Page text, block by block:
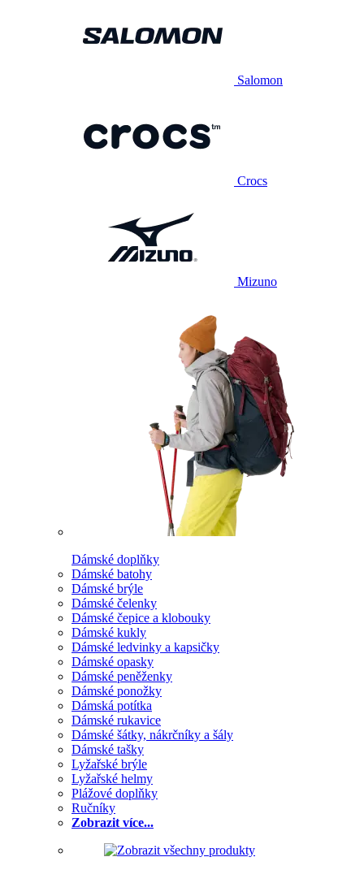
Salomon
Crocs
Mizuno
Dámské doplňky
Dámské batohy
Dámské brýle
Dámské čelenky
Dámské čepice a klobouky
Dámské kukly
Dámské ledvinky a kapsičky
Dámské opasky
Dámské peněženky
Dámské ponožky
Dámská potítka
Dámské rukavice
Dámské šátky, nákrčníky a šály
Dámské tašky
Lyžařské brýle
Lyžařské helmy
Plážové doplňky
Ručníky
Zobrazit více...